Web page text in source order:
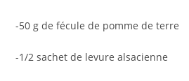
-50 g de fécule de pomme de terre
-1/2 sachet de levure alsacienne